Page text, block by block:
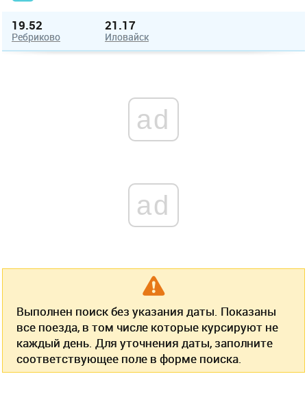
19.52
Ребриково
21.17
Иловайск
ad
ad
Выполнен поиск без указания даты. Показаны
все поезда, в том числе которые курсируют не
каждый день. Для уточнения даты, заполните
соответствующее поле в форме поиска.